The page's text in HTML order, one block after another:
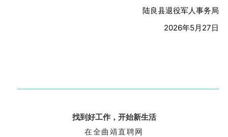
陆良县退役军人事务局
2026年5月27日
找到好工作，开始新生活
在全曲靖直聘网